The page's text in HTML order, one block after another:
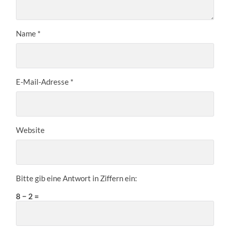
Name *
E-Mail-Adresse *
Website
Bitte gib eine Antwort in Ziffern ein:
8 − 2 =